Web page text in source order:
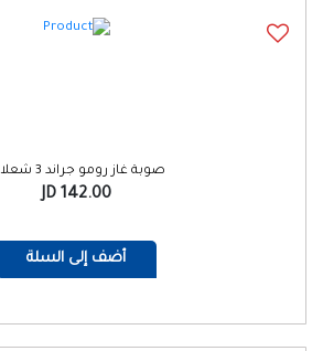
صوبة غاز رومو جراند 3 شعلات
142.00 JD
أضف إلى السلة